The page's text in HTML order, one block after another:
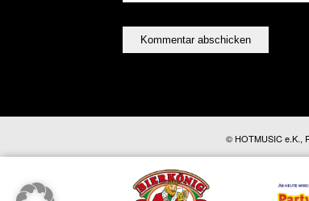
© HOTMUSIC e.K.,